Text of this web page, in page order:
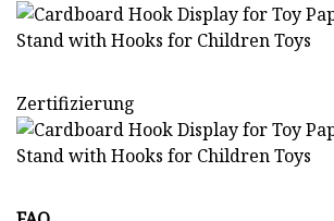
Zertifizierung